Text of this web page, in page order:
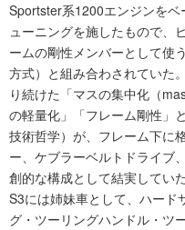
Sportster系1200エンジンを
ューニングを施したもので、
ームの剛性メンバーとして使
方式）と組み合わされていた
り続けた「マスの集中化（
の軽量化」「フレーム剛性」
技術哲学）が、フレーム下に
ー、ケブラーベルトドライブ
創的な構成として結実していた
S3には姉妹車として、ハード
グ・ツーリングハンドル・ツ